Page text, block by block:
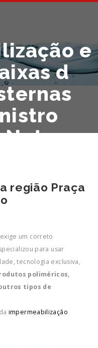
e
d
Neto
região Praça
exige um correto
para usar
tecnologia exclusiva,
poliméricos,
tipos de
impermeabilização